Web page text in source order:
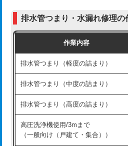
追加人工
※給水管工事は20mmまでの価格で
交換・取付（その他部品）
持込商品取付（単水栓）
持込商品取付（混合水栓）
持込商品取付（浄水器・分岐水栓）
給水管工事※（ホール加工)
給水管工事※（バンド止め)
給水管工事※（支持金具設置)
排水管つまり・水漏れ修理の
作業内容
排水管つまり（軽度の詰まり）
排水管つまり（中度の詰まり）
排水管つまり（高度の詰まり）
高圧洗浄機使用/3mまで
（一般向け（戸建て・集合））